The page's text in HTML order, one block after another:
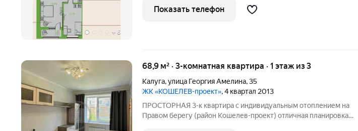
+ 6
преимуществами. Преимущества квартир: Индивидуальное
отопление забудьте о
Показать телефон
68,9 м² · 3-комнатная квартира · 1 этаж из 3
Калуга,улица Георгия Амелина,35
ЖК «КОШЕЛЕВ-проект», 4 квартал 2013
ПРОСТОРНАЯ 3-к квартира с индивидуальным отоплением на
Правом берегу (район Кошелев-проект) отличная планировка